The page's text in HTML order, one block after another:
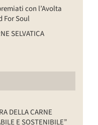
con l’Avolta
For Soul
SELVATICA
DELLA CARNE
E SOSTENIBILE”